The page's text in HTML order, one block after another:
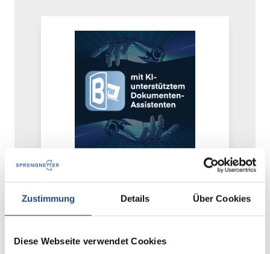
Zustimmung Details Über Cookies
Diese Webseite verwendet Cookies
Books – Online-
Wissensdatenbank
wurde Sprengnetter Books entwickelt: Die